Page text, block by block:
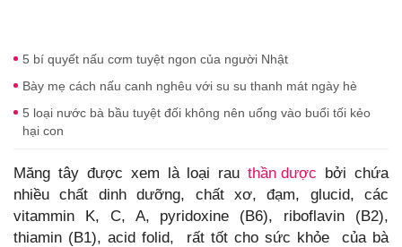
5 bí quyết nấu cơm tuyệt ngon của người Nhật
Bày mẹ cách nấu canh nghêu với su su thanh mát ngày hè
5 loại nước bà bầu tuyệt đối không nên uống vào buổi tối kẻo
hại con
Măng tây được xem là loại rauthần dược bởi chứa
nhiều chất dinh dưỡng, chất xơ, đạm, glucid, các
vitammin K, C, A, pyridoxine (B6), riboflavin (B2),
thiamin (B1), acid folid, rất tốt cho sức khỏe của bà